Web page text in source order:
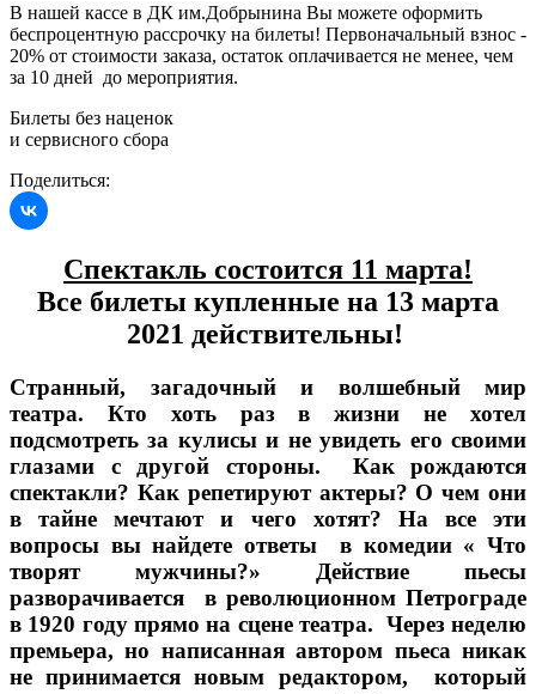
В нашей кассе в ДК им.Добрынина Вы можете оформить
беспроцентную рассрочку на билеты! Первоначальный взнос -
20% от стоимости заказа, остаток оплачивается не менее, чем
за 10 дней до мероприятия.
Билеты без наценок
и сервисного сбора
Поделиться:
Спектакль состоится 11 марта!
Все билеты купленные на 13 марта
2021 действительны!
Странный, загадочный и волшебный мир
театра. Кто хоть раз в жизни не хотел
подсмотреть за кулисы и не увидеть его своими
глазами с другой стороны. Как рождаются
спектакли? Как репетируют актеры? О чем они
в тайне мечтают и чего хотят? На все эти
вопросы вы найдете ответы в комедии « Что
творят мужчины?» Действие пьесы
разворачивается в революционном Петрограде
в 1920 году прямо на сцене театра. Через неделю
премьера, но написанная автором пьеса никак
не принимается новым редактором, который